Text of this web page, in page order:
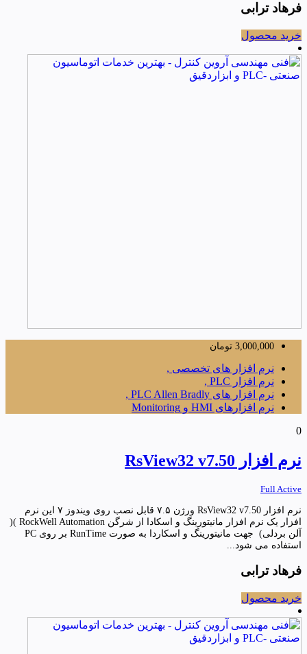
فرهاد ترابی
خرید محصول
3,000,000 تومان
نرم افزار های تخصصی ,
نرم افزار PLC ,
نرم افزار های PLC Allen Bradly ,
نرم افزارهای HMI و Monitoring
0
نرم افزار RsView32 v7.50
Full Active
نرم افزار RsView32 v7.50 ورژن ۷.۵ قابل نصب روی ویندوز ۷ این نرم
افزار یک نرم افزار مانیتورینگ و اسکادا از شرگن RockWell Automation )(
آلن بردلی) جهت مانیتورینگ و اسکاردا به صورت RunTime بر روی PC
استفاده می شود...
فرهاد ترابی
خرید محصول